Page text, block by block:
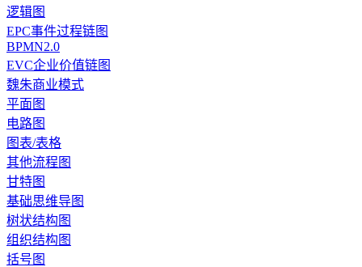
逻辑图
EPC事件过程链图
BPMN2.0
EVC企业价值链图
魏朱商业模式
平面图
电路图
图表/表格
其他流程图
甘特图
基础思维导图
树状结构图
组织结构图
括号图